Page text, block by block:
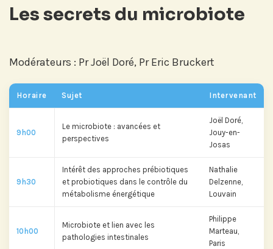
Les secrets du microbiote
Modérateurs : Pr Joël Doré, Pr Eric Bruckert
Horaire Sujet Intervenant
9h00
Le microbiote : avancées et
perspectives
Joël Doré,
Jouy-en-
Josas
9h30
Intérêt des approches prébiotiques
et probiotiques dans le contrôle du
métabolisme énergétique
Nathalie
Delzenne,
Louvain
10h00
Microbiote et lien avec les
pathologies intestinales
Philippe
Marteau,
Paris